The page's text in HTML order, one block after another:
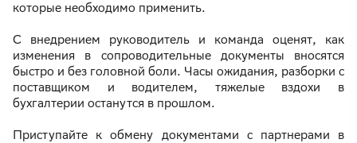
которые необходимо применить.
С внедрением руководитель и команда оценят, как
изменения в сопроводительные документы вносятся
быстро и без головной боли. Часы ожидания, разборки с
поставщиком и водителем, тяжелые вздохи в
бухгалтерии останутся в прошлом.
Приступайте к обмену документами с партнерами в